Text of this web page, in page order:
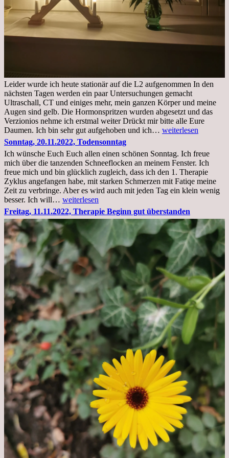
Leider wurde ich heute stationär auf die L2 aufgenommen In den
nächsten Tagen werden ein paar Untersuchungen gemacht
Ultraschall, CT und einiges mehr, mein ganzen Körper und meine
Augen sind gelb. Die Hormonspritzen wurden abgesetzt und das
Verzionios nehme ich erstmal weiter Drückt mir bitte alle Eure
Daumen. Ich bin sehr gut aufgehoben und ich… Mittwoch.
Krankenhaus
stationär
weiterlesen
Sonntag, 20.11.2022, Todensonntag
Ich wünsche Euch Euch allen einen schönen Sonntag. Ich freue
mich über die tanzenden Schneeflocken an meinem Fenster. Ich
freue mich und bin glücklich zugleich, dass ich den 1. Therapie
Zyklus angefangen habe, mit starken Schmerzen mit Fatiqe meine
Zeit zu verbringe. Aber es wird auch mit jeden Tag ein klein wenig
besser. Ich will… Sonntag,
20.11.2022,
Todensonntag
weiterlesen
Freitag, 11.11.2022, Therapie Beginn gut überstanden